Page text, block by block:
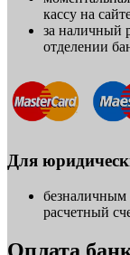
кассу на
за наличный
отделении
Для
безналичным
расчетный